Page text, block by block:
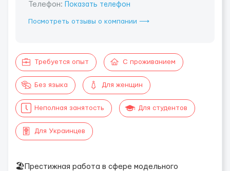
Телефон: Показать телефон
Посмотреть отзывы о компании ⟶
Требуется опыт С проживанием
Без языка Для женщин
Неполная занятость Для студентов
Для Украинцев
🏖Престижная работа в сфере модельного